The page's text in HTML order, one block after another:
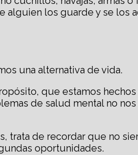
alguien los guarde y se los
una alternativa de vida.
que estamos
de salud mental no
de recordar que no
oportunidades.